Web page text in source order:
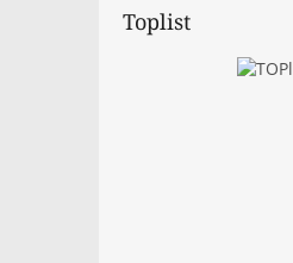
Toplist